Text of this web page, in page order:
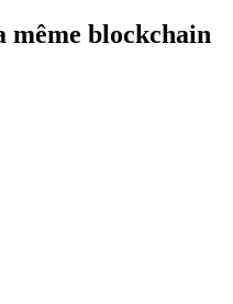
même blockchain